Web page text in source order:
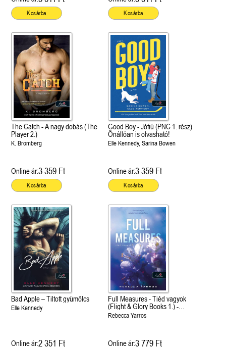
Kosárba Kosárba
The Catch - A nagy dobás (The
Player 2.)
K. Bromberg
Online ár:3 359 Ft
Kosárba
Good Boy - Jófiú (PNC 1. rész)
Önállóan is olvasható!
Elle Kennedy, Sarina Bowen
Online ár:3 359 Ft
Kosárba
Bad Apple – Tiltott gyümölcs
Elle Kennedy
Online ár:2 351 Ft
Full Measures - Tiéd vagyok
(Flight & Glory Books 1.) -
Önállóan is olvasható!
Rebecca Yarros
Online ár:3 779 Ft